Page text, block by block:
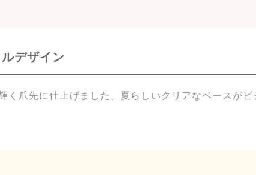
デザイン
爪先に仕上げました。夏らしいクリアなベースがビ